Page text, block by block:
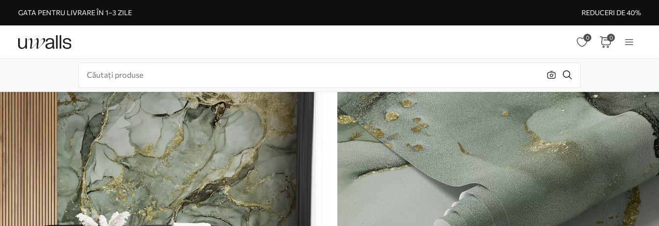
GATA PENTRU LIVRARE ÎN 1–3 ZILE REDUCERI DE 40%
0 0